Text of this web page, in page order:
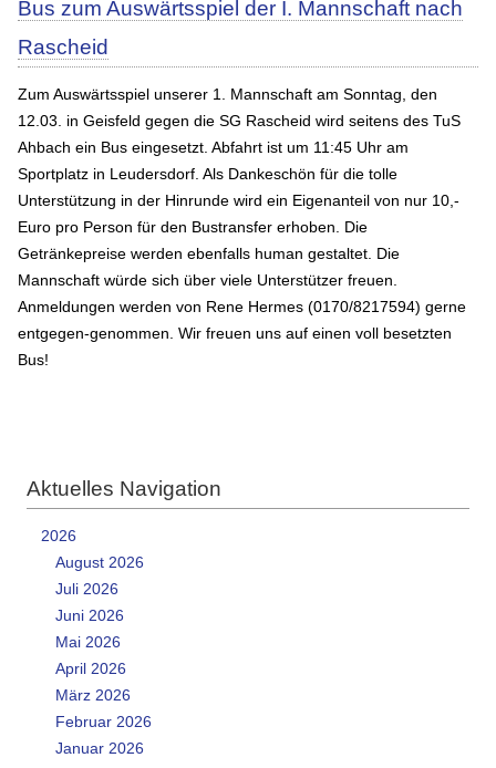
Bus zum Auswärtsspiel der I. Mannschaft nach
Rascheid
Zum Auswärtsspiel unserer 1. Mannschaft am Sonntag, den
12.03. in Geisfeld gegen die SG Rascheid wird seitens des TuS
Ahbach ein Bus eingesetzt. Abfahrt ist um 11:45 Uhr am
Sportplatz in Leudersdorf. Als Dankeschön für die tolle
Unterstützung in der Hinrunde wird ein Eigenanteil von nur 10,-
Euro pro Person für den Bustransfer erhoben. Die
Getränkepreise werden ebenfalls human gestaltet. Die
Mannschaft würde sich über viele Unterstützer freuen.
Anmeldungen werden von Rene Hermes (0170/8217594) gerne
entgegen-genommen. Wir freuen uns auf einen voll besetzten
Bus!
Aktuelles Navigation
2026
August 2026
Juli 2026
Juni 2026
Mai 2026
April 2026
März 2026
Februar 2026
Januar 2026